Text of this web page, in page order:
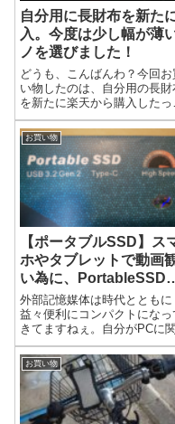
自分用に長財布を新た
入。今度は少し幅が薄
ノを選びました！
どうも、こんばんわ？今回お
い物したのは、自分用の長財
を新たに楽天から購入したっ
た。 父の日用でないところ
味噌ｗｗｗ以前に活動させて
た長財布は最近、幅というか
みがありすぎてカバン（ウェ
トバッグ）に入れていると辛
なってきたのが理由...
お買い物
【ポータブルSSD】ス
ホやタブレットで動画
い為に、PortableSSD
ある「RAOY」の500GB
を購入したら便利で持ち
びも楽だった!!
外部記憶媒体は時代とともに
益々便利にコンパクトになっ
きてますねぇ。自分がPCに
り、磁気テープ（カセットテ
プ）類 、フロッピーディス
、光 ディスク類 、CD-R類、
DVD-R類、HDD類、SD類とい
た数々の記憶媒体が世に出て
い...
お買い物